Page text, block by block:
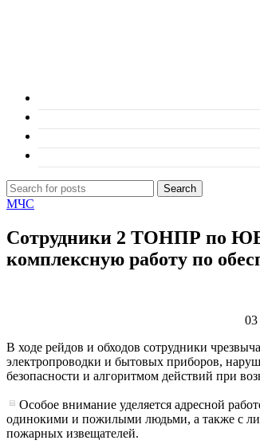
Search
МЧС
Сотрудники 2 ТОНПР по
комплексную работу по
03
В ходе рейдов и обходов сотрудники
электропроводки и бытовых приборов,
безопасности и алгоритмом действий при
Особое внимание уделяется адресной
одинокими и пожилыми людьми, а также с
пожарных извещателей.